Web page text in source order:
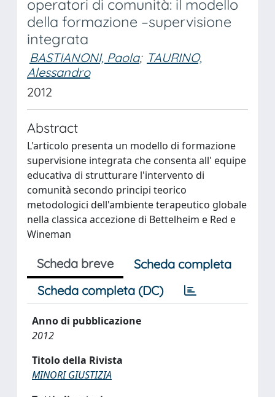
operatori di comunità: il modello
della formazione –supervisione
integrata
BASTIANONI, Paola; TAURINO,
Alessandro
2012
Abstract
L'articolo presenta un modello di formazione
supervisione integrata che consenta all' equipe
educativa di strutturare l'intervento di
comunità secondo principi teorico
metodologici dell'ambiente terapeutico globale
nella classica accezione di Bettelheim e Red e
Wineman
Scheda breve
Scheda completa
Scheda completa (DC)
Anno di pubblicazione
2012
Titolo della Rivista
MINORI GIUSTIZIA